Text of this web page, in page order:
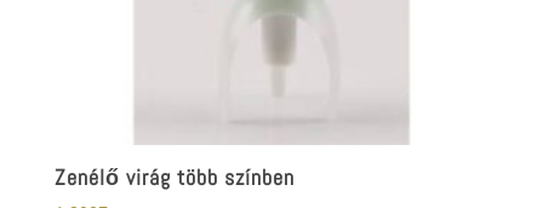
Zenélő virág több színben